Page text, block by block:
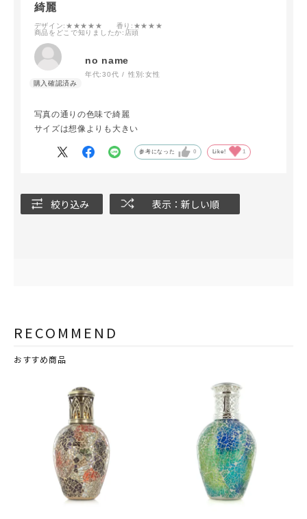
綺麗
デザイン:★★★★★ 香り :★★★★
商品をどこで知りましたか:店頭
no name
年代:30代 性別:女性
写真の通りの色味で綺麗
サイズは想像よりも大きい
参考になった 0 Like! 1
絞り込み 表示：新しい順
RECOMMEND
おすすめ商品